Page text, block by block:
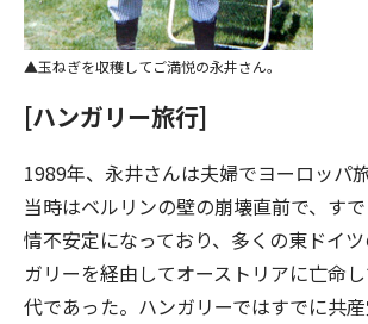
玉ねぎを収穫してご満悦の永井さん。
[ハンガリー旅行]
1989年、永井さんは夫婦でヨーロッパ
当時はベルリンの壁の崩壊直前で、す
情不安定になっており、多くの東ドイ
ガリーを経由してオーストリアに亡命
代であった。ハンガリーではすでに共